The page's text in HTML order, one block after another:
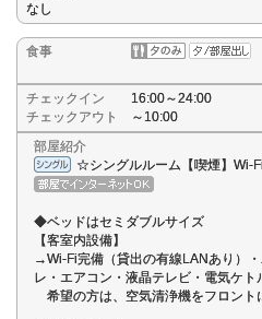
なし
食事
チェックイン
16:00～24:00
チェックアウト
～10:00
部屋紹介
☆シングルルーム【喫煙】Wi-
◆ベッドはセミダブルサイズ
【客室内設備】
→Wi-Fi完備（貸出の有線LANあり）
レ・エアコン・液晶テレビ・電気ケト
希望の方は、空気清浄機をフロント